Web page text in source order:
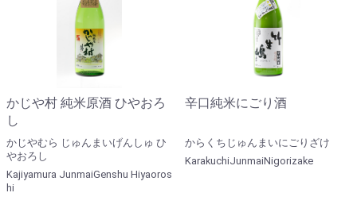
かじや村 純米原酒 ひやおろ
し
かじやむら じゅんまいげんしゅ ひ
やおろし
Kajiyamura JunmaiGenshu Hiyaoros
hi
辛口純米にごり酒
からくちじゅんまいにごりざけ
KarakuchiJunmaiNigorizake